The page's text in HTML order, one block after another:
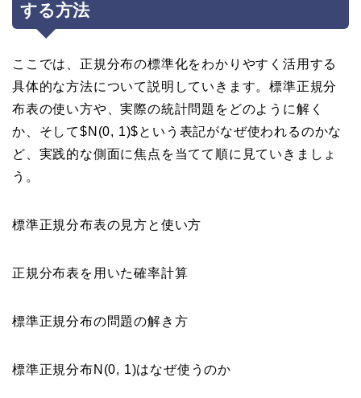
する方法
ここでは、正規分布の標準化をわかりやすく活用する
具体的な方法について説明していきます。標準正規分
布表の使い方や、実際の統計問題をどのように解く
か、そして$N(0, 1)$という表記がなぜ使われるのかな
ど、実践的な側面に焦点を当てて順に見ていきましょ
う。
標準正規分布表の見方と使い方
正規分布表を用いた確率計算
標準正規分布の問題の解き方
標準正規分布N(0, 1)はなぜ使うのか